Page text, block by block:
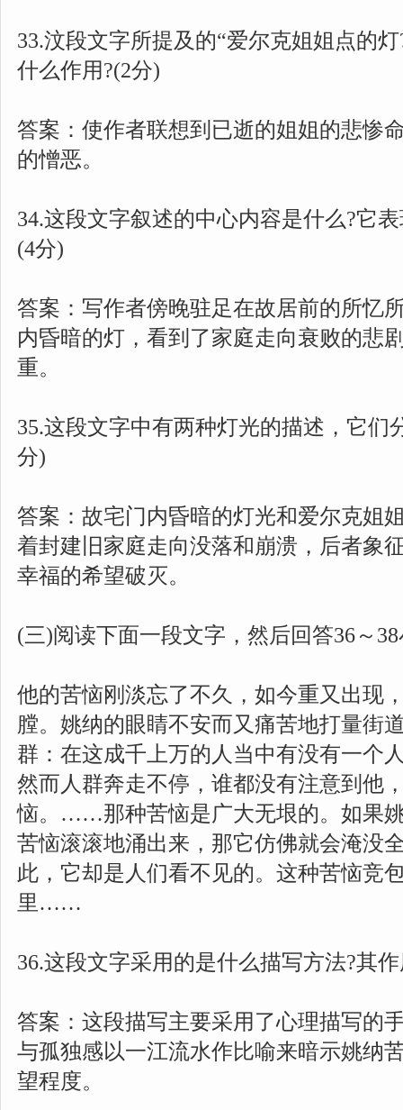
33.汶段文字所提及的“爱尔克姐姐点的
什么作用?(2分)
答案：使作者联想到已逝的姐姐的悲惨
的憎恶。
34.这段文字叙述的中心内容是什么?它
(4分)
答案：写作者傍晚驻足在故居前的所忆
内昏暗的灯，看到了家庭走向衰败的悲
重。
35.这段文字中有两种灯光的描述，它们
分)
答案：故宅门内昏暗的灯光和爱尔克姐
着封建旧家庭走向没落和崩溃，后者象
幸福的希望破灭。
(三)阅读下面一段文字，然后回答36～
他的苦恼刚淡忘了不久，如今重又出现
膛。姚纳的眼睛不安而又痛苦地打量街
群：在这成千上万的人当中有没有一个
然而人群奔走不停，谁都没有注意到他
恼。……那种苦恼是广大无垠的。如果
苦恼滚滚地涌出来，那它仿佛就会淹没
此，它却是人们看不见的。这种苦恼竞
里……
36.这段文字采用的是什么描写方法?其
答案：这段描写主要采用了心理描写的
与孤独感以一江流水作比喻来暗示姚纳
望程度。